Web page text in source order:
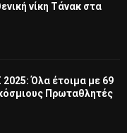
νίκη Τάνακ στα
Όλα έτοιμα με 69
Πρωταθλητές